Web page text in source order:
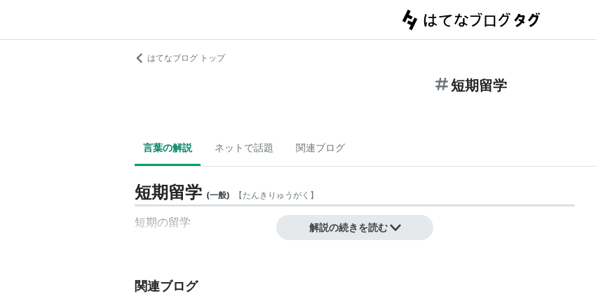
はてなブログ トップ
短期留学
言葉の解説 ネットで話題 関連ブログ
短期留学 (一般) 【たんきりゅうがく 】
短期の留学 解説の続きを読む
関連ブログ